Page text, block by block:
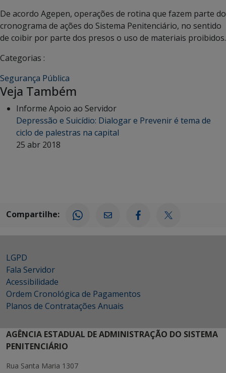
De acordo Agepen, operações de rotina que fazem parte do
cronograma de ações do Sistema Penitenciário, no sentido
de coibir por parte dos presos o uso de materiais proibidos.
Categorias :
Segurança Pública
Veja Também
Informe Apoio ao Servidor
Depressão e Suicídio: Dialogar e Prevenir é tema de
ciclo de palestras na capital
25 abr 2018
Compartilhe:
LGPD
Fala Servidor
Acessibilidade
Ordem Cronológica de Pagamentos
Planos de Contratações Anuais
AGÊNCIA ESTADUAL DE ADMINISTRAÇÃO DO SISTEMA
PENITENCIÁRIO
Rua Santa Maria 1307